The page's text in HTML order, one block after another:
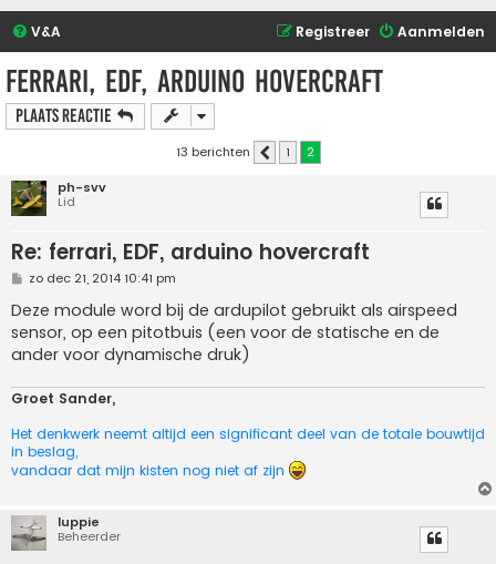
V&A Aanmelden
Registreer
ferrari, EDF, arduino hovercraft
Plaats reactie
13 berichten Vorige
1
2
ph-svv
Lid
Re: ferrari, EDF, arduino hovercraft
B
r
i
c
h
t
zo dec 21, 2014 10:41 pm
Deze module word bij de ardupilot gebruikt als airspeed
sensor, op een pitotbuis (een voor de statische en de
ander voor dynamische druk)
Groet Sander,
Het denkwerk neemt altijd een significant deel van de totale bouwtijd
in beslag,
vandaar dat mijn kisten nog niet af zijn
luppie
Beheerder